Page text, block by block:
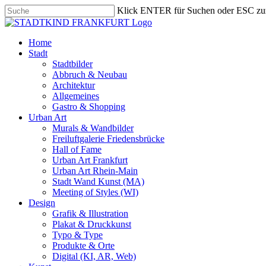
Skip
to
content
Klick ENTER für Suchen oder ESC
Close
search
Menu
Home
Stadt
Stadtbilder
Abbruch & Neubau
Architektur
Allgemeines
Gastro & Shopping
Urban Art
Murals & Wandbilder
Freiluftgalerie Friedensbrücke
Hall of Fame
Urban Art Frankfurt
Urban Art Rhein-Main
Stadt Wand Kunst (MA)
Meeting of Styles (WI)
Design
Grafik & Illustration
Plakat & Druckkunst
Typo & Type
Produkte & Orte
Digital (KI, AR, Web)